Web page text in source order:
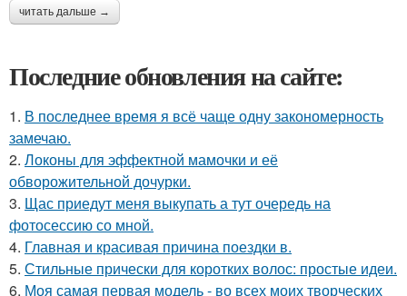
читать дальше →
Последние обновления на сайте:
1. В последнее время я всё чаще одну закономерность
замечаю.
2. Локоны для эффектной мамочки и её
обворожительной дочурки.
3. Щас приедут меня выкупать а тут очередь на
фотосессию со мной.
4. Главная и красивая причина поездки в.
5. Стильные прически для коротких волос: простые идеи.
6. Моя самая первая модель - во всех моих творческих